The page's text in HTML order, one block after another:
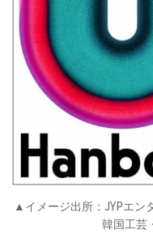
▲イメージ出所： JYPエン
韓国工芸